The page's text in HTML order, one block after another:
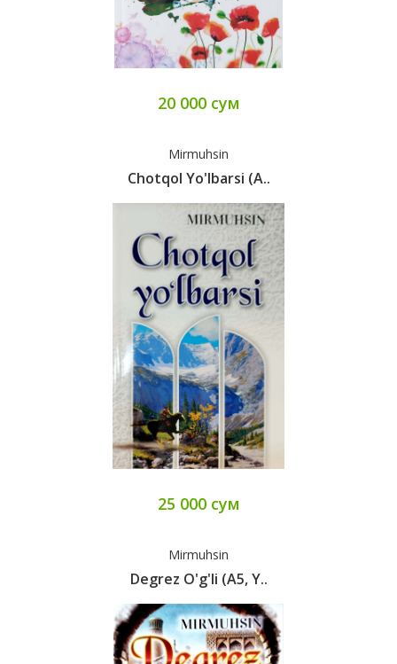
20 000 сум
Mirmuhsin
Chotqol Yo'lbarsi (А..
25 000 сум
Mirmuhsin
Degrez O'g'li (А5, Y..